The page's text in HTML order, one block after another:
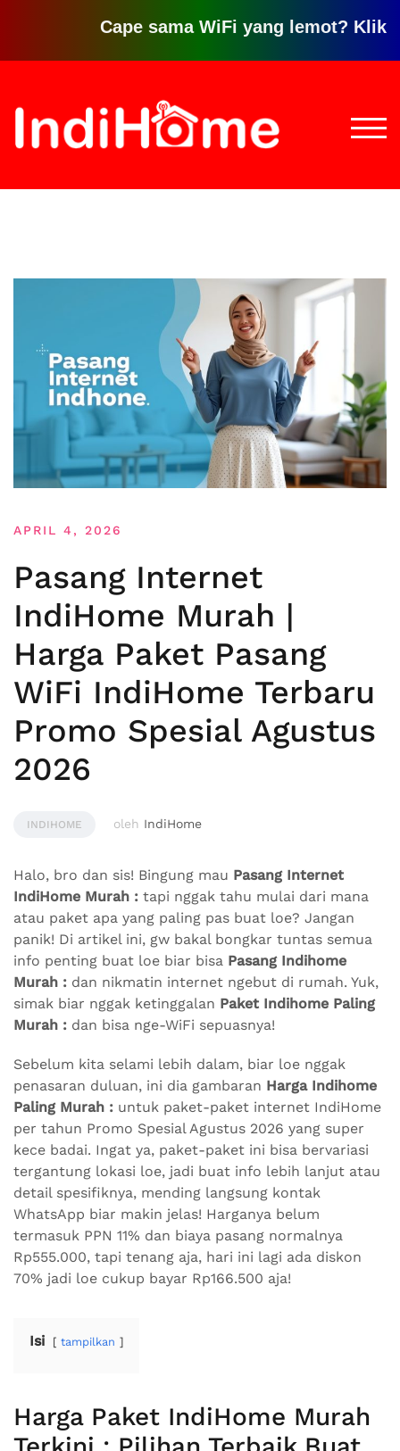
Cape sama WiFi yang lemot? Klik
konten
APRIL 4, 2026
Pasang Internet
IndiHome Murah |
Harga Paket Pasang
WiFi IndiHome Terbaru
Promo Spesial Agustus
2026
INDIHOME oleh IndiHome
Halo, bro dan sis! Bingung mau Pasang Internet
IndiHome Murah : tapi nggak tahu mulai dari mana
atau paket apa yang paling pas buat loe? Jangan
panik! Di artikel ini, gw bakal bongkar tuntas semua
info penting buat loe biar bisa Pasang Indihome
Murah : dan nikmatin internet ngebut di rumah. Yuk,
simak biar nggak ketinggalan Paket Indihome Paling
Murah : dan bisa nge-WiFi sepuasnya!
Sebelum kita selami lebih dalam, biar loe nggak
penasaran duluan, ini dia gambaran Harga Indihome
Paling Murah : untuk paket-paket internet IndiHome
per tahun Promo Spesial Agustus 2026 yang super
kece badai. Ingat ya, paket-paket ini bisa bervariasi
tergantung lokasi loe, jadi buat info lebih lanjut atau
detail spesifiknya, mending langsung kontak
WhatsApp biar makin jelas! Harganya belum
termasuk PPN 11% dan biaya pasang normalnya
Rp555.000, tapi tenang aja, hari ini lagi ada diskon
70% jadi loe cukup bayar Rp166.500 aja!
Isi tampilkan
Harga Paket IndiHome Murah